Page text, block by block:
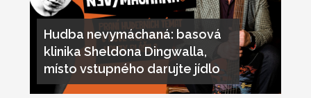
Hudba nevymáchaná: basová
klinika Sheldona Dingwalla,
místo vstupného darujte jídlo